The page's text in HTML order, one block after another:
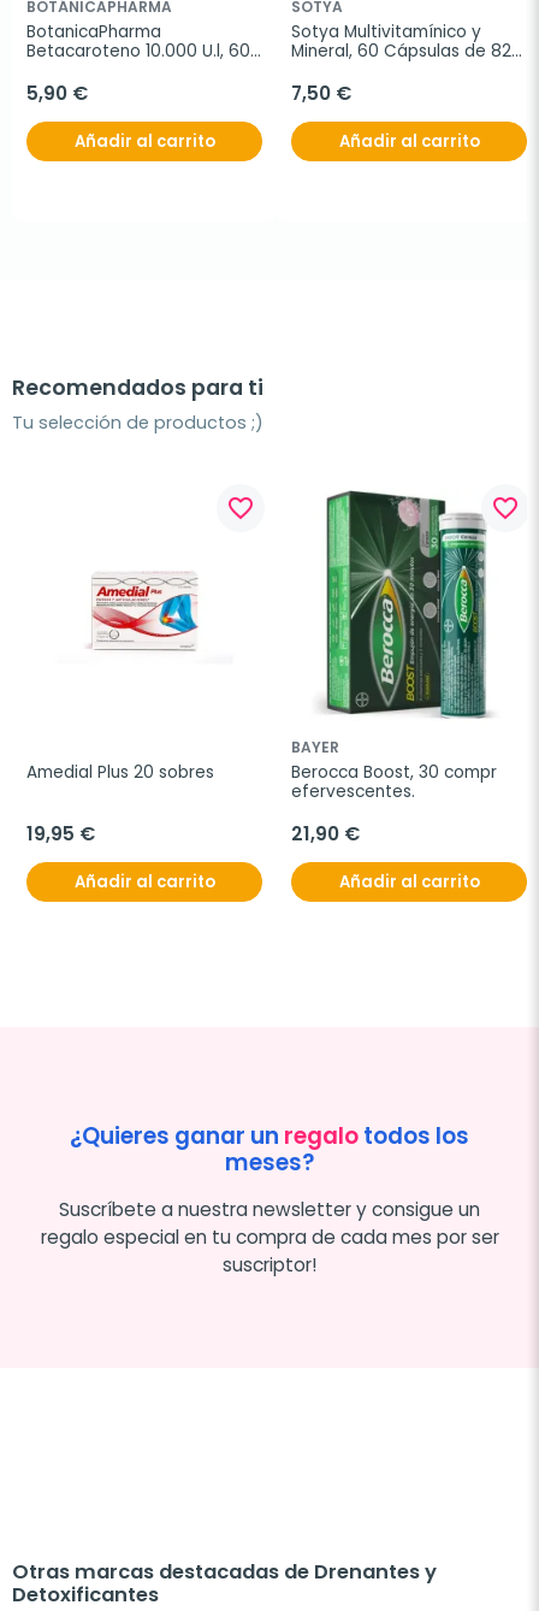
BOTÁNICAPHARMA
BotanicaPharma
Betacaroteno 10.000 U.l, 60
5,90 €
Añadir al carrito
SOTYA
Sotya Multivitamínico y
Mineral, 60 Cápsulas de 820
7,50 €
Añadir al carrito
Recomendados para ti
Tu selección de productos ;)
favorite_border
Amedial Plus 20 sobres
19,95 €
Añadir al carrito
favorite_border
BAYER
Berocca Boost, 30 compr
efervescentes.
21,90 €
Añadir al carrito
¿Quieres ganar un regalotodos los
meses?
Suscríbete a nuestra newsletter y consigue un
regalo especial en tu compra de cada mes por ser
suscriptor!
Otras marcas destacadas de Drenantes y
Detoxificantes